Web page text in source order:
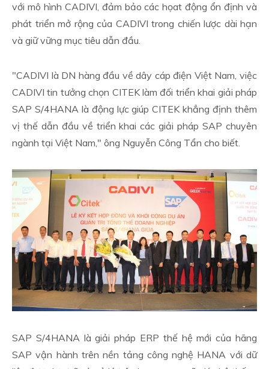
với mô hình CADIVI, đảm bảo các họat động ổn định và
phát triển mở rộng của CADIVI trong chiến lược dài hạn
và giữ vững mục tiêu dẫn đầu.
"CADIVI là DN hàng đầu về dây cáp điện Việt Nam, việc
CADIVI tin tưởng chọn CITEK làm đối triển khai giải pháp
SAP S/4HANA là động lực giúp CITEK khẳng định thêm
vị thế dẫn đầu về triển khai các giải pháp SAP chuyên
ngành tại Việt Nam," ông Nguyễn Công Tẩn cho biết.
SAP S/4HANA là giải pháp ERP thế hệ mới của hãng
SAP vận hành trên nền tảng công nghệ HANA với dữ